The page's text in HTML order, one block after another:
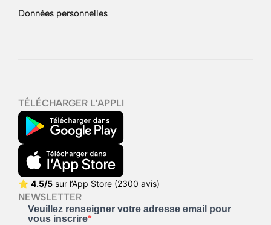
Données personnelles
TÉLÉCHARGER L'APPLI
⭐ 4.5/5 sur l’App Store (2300 avis)
NEWSLETTER
Veuillez renseigner votre adresse email pour
vous inscrire